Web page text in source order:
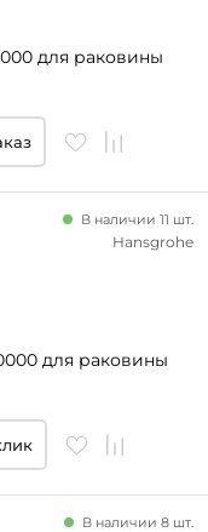
для раковины
для раковины
В наличии 11 шт.
Hansgrohe
В наличии 8 шт.